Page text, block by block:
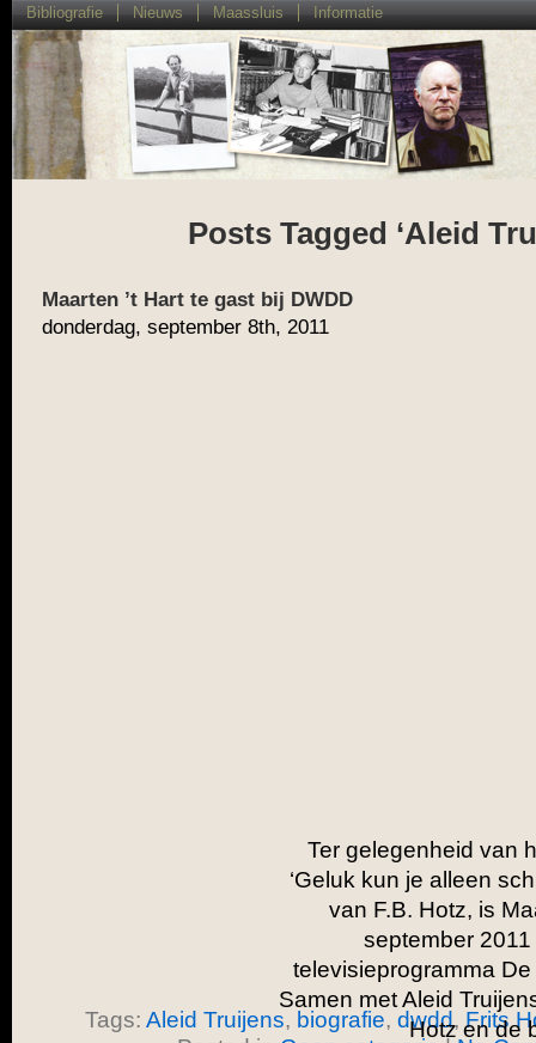
Bibliografie Nieuws Maassluis Informatie
Posts Tagged ‘Aleid
Maarten ’t Hart te gast bij DWDD
donderdag, september 8th, 2011
Ter gelegenheid van
‘Geluk kun je alleen
van F.B. Hotz, is
september
televisieprogramma
Samen met Aleid
Hotz en de
Tags: Aleid Truijens, biografie, dwdd, Frits